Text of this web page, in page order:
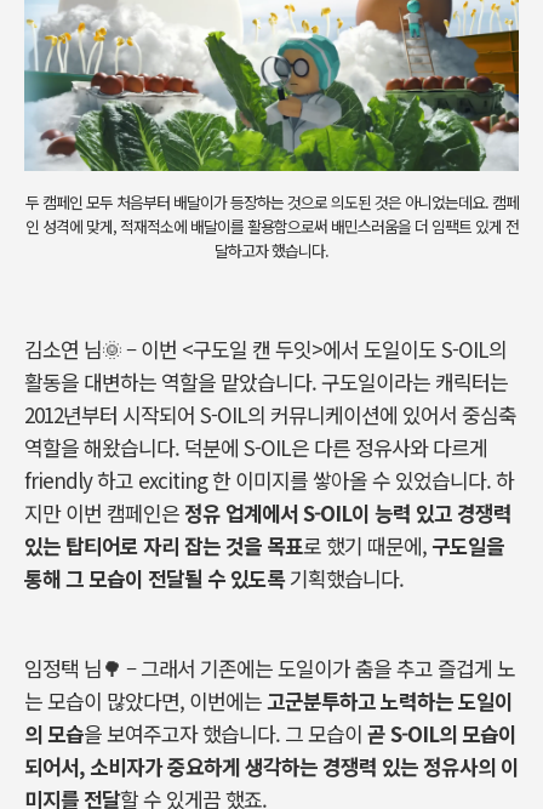
두 캠페인 모두 처음부터 배달이가 등장하는 것으로 의도된 것은 아니었는데요. 캠페
인 성격에 맞게, 적재적소에 배달이를 활용함으로써 배민스러움을 더 임팩트 있게 전
달하고자 했습니다.
김소연 님🌞 –이번 <구도일 캔 두잇>에서 도일이도S-OIL의
활동을 대변하는 역할을 맡았습니다.구도일이라는 캐릭터는
2012년부터 시작되어 S-OIL의 커뮤니케이션에 있어서 중심축
역할을해왔습니다. 덕분에 S-OIL은 다른 정유사와 다르게
friendly 하고 exciting 한 이미지를 쌓아올수 있었습니다.하
지만 이번 캠페인은 정유 업계에서S-OIL이 능력 있고 경쟁력
있는 탑티어로자리 잡는 것을 목표로했기 때문에, 구도일을
통해그모습이 전달될 수 있도록 기획했습니다.
임정택 님🌳 –그래서 기존에는도일이가춤을추고 즐겁게 노
는모습이 많았다면, 이번에는고군분투하고노력하는도일이
의모습을보여주고자했습니다. 그모습이 곧S-OIL의모습이
되어서, 소비자가중요하게생각하는 경쟁력 있는 정유사의 이
미지를 전달할수 있게끔했죠.